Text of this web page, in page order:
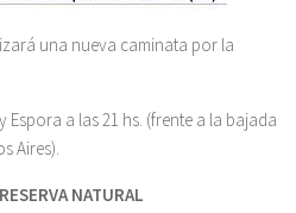
una nueva caminata por la
a las 21 hs. (frente a la bajada
Aires).
NATURAL